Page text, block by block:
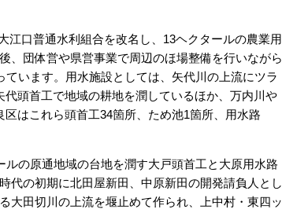
口普通水利組合を改名し、13ヘクタールの農業用
、団体営や県営事業で周辺のほ場整備を行いながら
います。用水施設としては、矢代川の上流にツラ
頭首工で地域の耕地を潤しているほか、万内川や
はこれら頭首工34箇所、ため池1箇所、用水路
の原通地域の台地を潤す大戸頭首工と大原用水路
代の初期に北田屋新田、中原新田の開発請負人とし
大田切川の上流を堰止めて作られ、上中村・東四ッ